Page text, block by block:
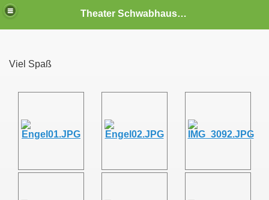
Theater Schwabhausen
Viel Spaß